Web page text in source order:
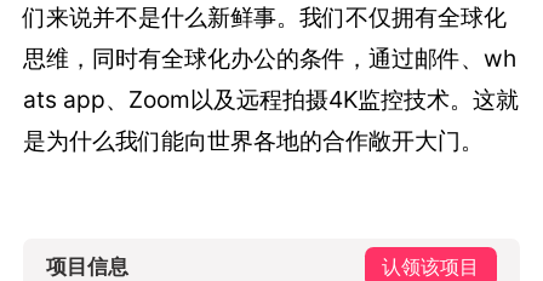
们来说并不是什么新鲜事。我们不仅拥有全球化
思维，同时有全球化办公的条件，通过邮件、wh
ats app、Zoom以及远程拍摄4K监控技术。这就
是为什么我们能向世界各地的合作敞开大门。
项目信息 认领该项目